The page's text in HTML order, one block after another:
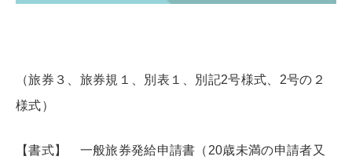
（旅券３、旅券規１、別表１、別記2号様式、2号の２
様式）
【書式】 一般旅券発給申請書（20歳未満の申請者又